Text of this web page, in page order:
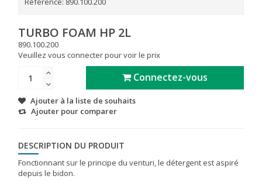
TURBO FOAM HP 2L
890.100.200
Veuillez vous connecter pour voir le prix
Connectez-vous
Ajouter à la liste de souhaits
Ajouter pour comparer
DESCRIPTION DU PRODUIT
Fonctionnant sur le principe du venturi, le détergent est aspiré
depuis le bidon.